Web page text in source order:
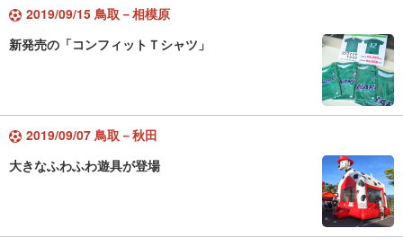
2019/09/15 鳥取－相模原
新発売の「コンフィットＴシャツ」
2019/09/07 鳥取－秋田
大きなふわふわ遊具が登場